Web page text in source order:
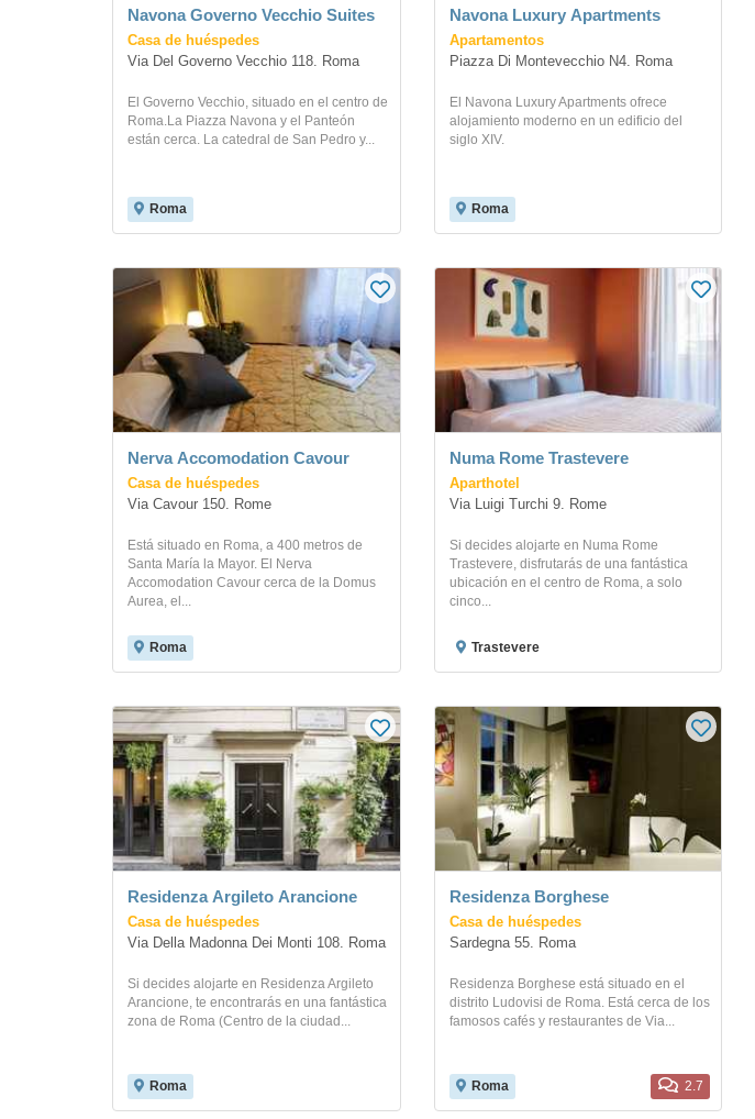
Navona Governo Vecchio Suites
Casa de huéspedes
Via Del Governo Vecchio 118. Roma
El Governo Vecchio, situado en el centro de
Roma.La Piazza Navona y el Panteón
están cerca. La catedral de San Pedro y...
Roma
Navona Luxury Apartments
Apartamentos
Piazza Di Montevecchio N4. Roma
El Navona Luxury Apartments ofrece
alojamiento moderno en un edificio del
siglo XIV.
Roma
Nerva Accomodation Cavour
Casa de huéspedes
Via Cavour 150. Rome
Está situado en Roma, a 400 metros de
Santa María la Mayor. El Nerva
Accomodation Cavour cerca de la Domus
Aurea, el...
Roma
Numa Rome Trastevere
Aparthotel
Via Luigi Turchi 9. Rome
Si decides alojarte en Numa Rome
Trastevere, disfrutarás de una fantástica
ubicación en el centro de Roma, a solo
cinco...
Trastevere
Residenza Argileto Arancione
Casa de huéspedes
Via Della Madonna Dei Monti 108. Roma
Si decides alojarte en Residenza Argileto
Arancione, te encontrarás en una fantástica
zona de Roma (Centro de la ciudad...
Roma
Residenza Borghese
Casa de huéspedes
Sardegna 55. Roma
Residenza Borghese está situado en el
distrito Ludovisi de Roma. Está cerca de los
famosos cafés y restaurantes de Via...
Roma 2.7